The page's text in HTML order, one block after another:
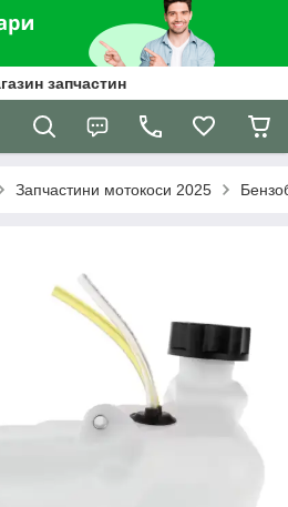
запчастин
Запчастини мотокоси 2025